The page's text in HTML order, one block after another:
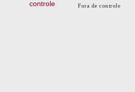
Fora de controle